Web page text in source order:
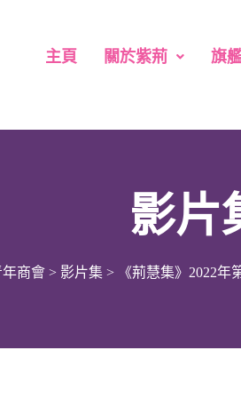
主頁 關於紫荊 旗
影片
商會 > 影片集 > 《荊慧集》2022